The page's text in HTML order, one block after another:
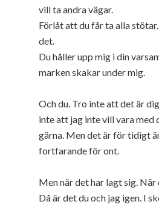
vill ta andra vägar.
Förlåt att du får ta alla
det.
Du håller upp mig i din
marken skakar under mig.
Och du. Tro inte att det är
inte att jag inte vill vara med
gärna. Men det är för tidigt
fortfarande för ont.
Men när det har lagt sig. När
Då är det du och jag igen. I